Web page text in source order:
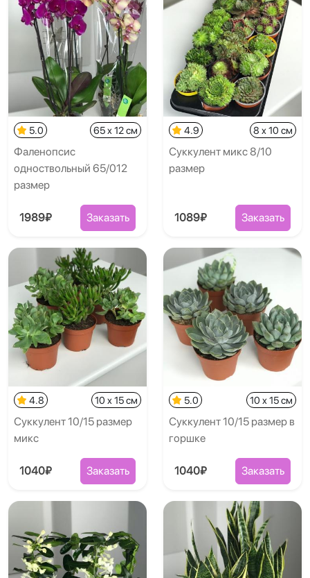
5.0 65 x 12 см
Фаленопсис
одноствольный 65/012
размер
1989₽ Заказать
4.9 8 x 10 см
Суккулент микс 8/10
размер
1089₽ Заказать
4.8 10 x 15 см
Суккулент 10/15 размер
микс
1040₽ Заказать
5.0 10 x 15 см
Суккулент 10/15 размер в
горшке
1040₽ Заказать